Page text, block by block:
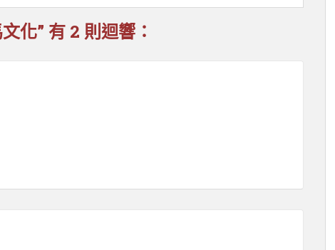
化” 有 2 則迴響：